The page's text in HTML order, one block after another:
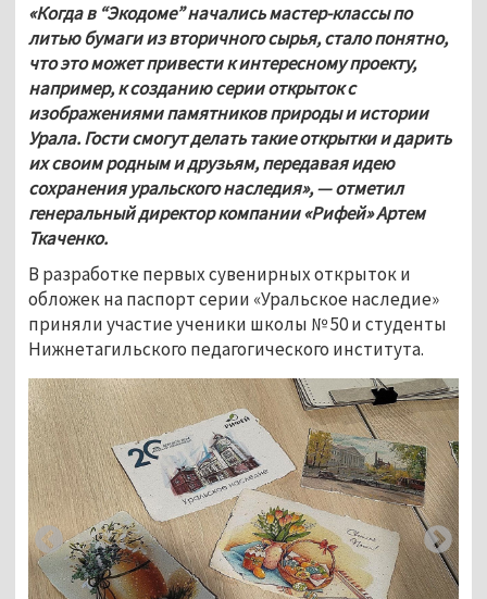
«Когда в “Экодоме” начались мастер-классы по
литью бумаги из вторичного сырья, стало понятно,
что это может привести к интересному проекту,
например, к созданию серии открыток с
изображениями памятников природы и истории
Урала. Гости смогут делать такие открытки и дарить
их своим родным и друзьям, передавая идею
сохранения уральского наследия», — отметил
генеральный директор компании «Рифей» Артем
Ткаченко.
В разработке первых сувенирных открыток и
обложек на паспорт серии «Уральское наследие»
приняли участие ученики школы № 50 и студенты
Нижнетагильского педагогического института.